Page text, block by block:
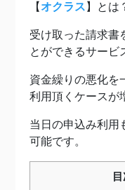
【 オクラス 】とは
受け取った請求書
とができるサービ
資金繰りの悪化を
利用頂くケースが
当日の申込み利用
可能です。